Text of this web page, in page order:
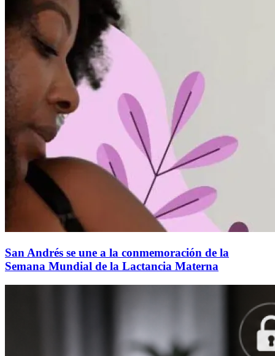
San Andrés se une a la conmemoración de la
Semana Mundial de la Lactancia Materna